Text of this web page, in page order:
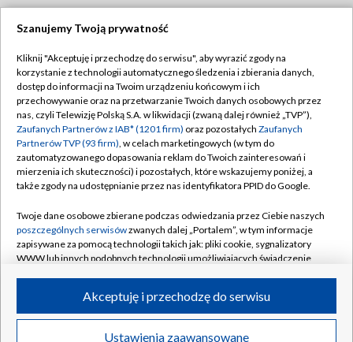
TVP
Abonament TVP
Emisja w TVP
Centrum informacji TVP
Naziemna Telewizja Cyfrowa
Rada Programowa
System NOS
Informacje o nadawcy
Program dla prasy
Regulamin TVP
Polityka prywatności
Moje zgody
Pomoc
Kontakt
Kanały
©2026 Telewizja Polska S.A. w likwidacji
Szanujemy Twoją prywatność
Kliknij "Akceptuję i przechodzę do serwisu", aby wyrazić zgody na
korzystanie z technologii automatycznego śledzenia i zbierania danych,
dostęp do informacji na Twoim urządzeniu końcowym i ich
przechowywanie oraz na przetwarzanie Twoich danych osobowych przez
nas, czyli Telewizję Polską S.A. w likwidacji (zwaną dalej również „TVP”),
Zaufanych Partnerów z IAB* (1201 firm) oraz pozostałych Zaufanych
Partnerów TVP (93 firm), w celach marketingowych (w tym do
zautomatyzowanego dopasowania reklam do Twoich zainteresowań i
mierzenia ich skuteczności) i pozostałych, które wskazujemy poniżej, a
także zgody na udostępnianie przez nas identyfikatora PPID do Google.
Twoje dane osobowe zbierane podczas odwiedzania przez Ciebie naszych
poszczególnych serwisówzwanych dalej „Portalem”, w tym informacje
zapisywane za pomocą technologii takich jak: pliki cookie, sygnalizatory
WWW lub innych podobnych technologii umożliwiających świadczenie
ruchu w Internecie.
Twoje dane osobowe zbierane podczas odwiedzania przez Ciebie
Ustawienia zaawansowane
Akceptuję i przechodzę do serwisu